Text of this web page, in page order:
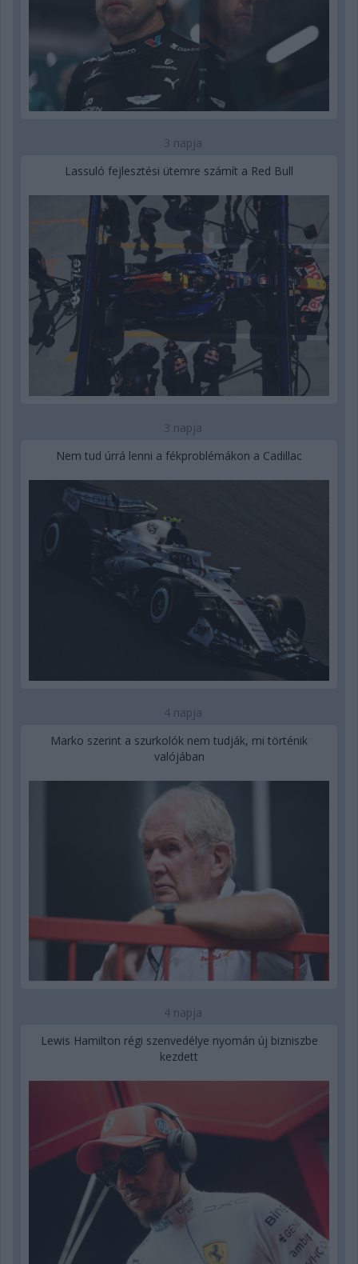
3 napja
Lassuló fejlesztési ütemre számít a Red Bull
3 napja
Nem tud úrrá lenni a fékproblémákon a Cadillac
4 napja
Marko szerint a szurkolók nem tudják, mi történik
valójában
4 napja
Lewis Hamilton régi szenvedélye nyomán új bizniszbe
kezdett